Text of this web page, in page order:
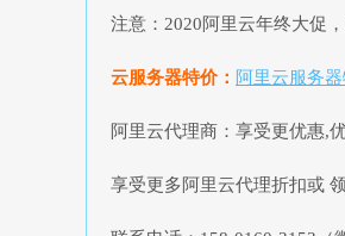
注意：2020阿里云年终大促
云服务器特价： 阿里云服务
阿里云代理商：享受更优惠,
享受更多阿里云代理折扣或